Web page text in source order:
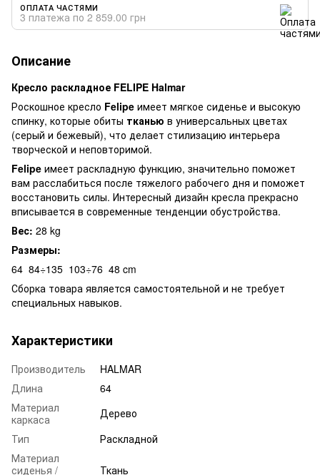
ОПЛАТА ЧАСТЯМИ
3 платежа по 2 859.00 грн
Описание
Кресло раскладное FELIPE Halmar
Роскошное кресло Felipe имеет мягкое сиденье и высокую
спинку, которые обиты тканью в универсальных цветах
(серый и бежевый), что делает стилизацию интерьера
творческой и неповторимой.
Felipe имеет раскладную функцию, значительно поможет
вам расслабиться после тяжелого рабочего дня и поможет
восстановить силы. Интересный дизайн кресла прекрасно
вписывается в современные тенденции обустройства.
Вес: 28 kg
Размеры:
64 84÷135 103÷76 48 cm
Сборка товара является самостоятельной и не требует
специальных навыков.
Характеристики
Производитель
HALMAR
Длина
64
Материал
каркаса
Дерево
Тип
Раскладной
Материал
сиденья /
Ткань